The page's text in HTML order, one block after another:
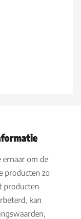
ernaar om de
producten zo
producten
kan